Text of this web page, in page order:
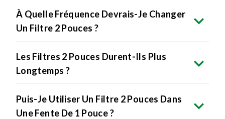
À Quelle Fréquence Devrais-Je Changer
Un Filtre 2 Pouces ?
Les Filtres 2 Pouces Durent-Ils Plus
Longtemps ?
Puis-Je Utiliser Un Filtre 2 Pouces Dans
Une Fente De 1 Pouce ?